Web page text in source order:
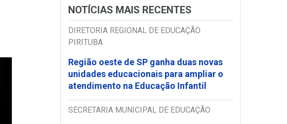
NOTÍCIAS MAIS RECENTES
DIRETORIA REGIONAL DE EDUCAÇÃO
PIRITUBA
Região oeste de SP ganha duas novas
unidades educacionais para ampliar o
atendimento na Educação Infantil
SECRETARIA MUNICIPAL DE EDUCAÇÃO